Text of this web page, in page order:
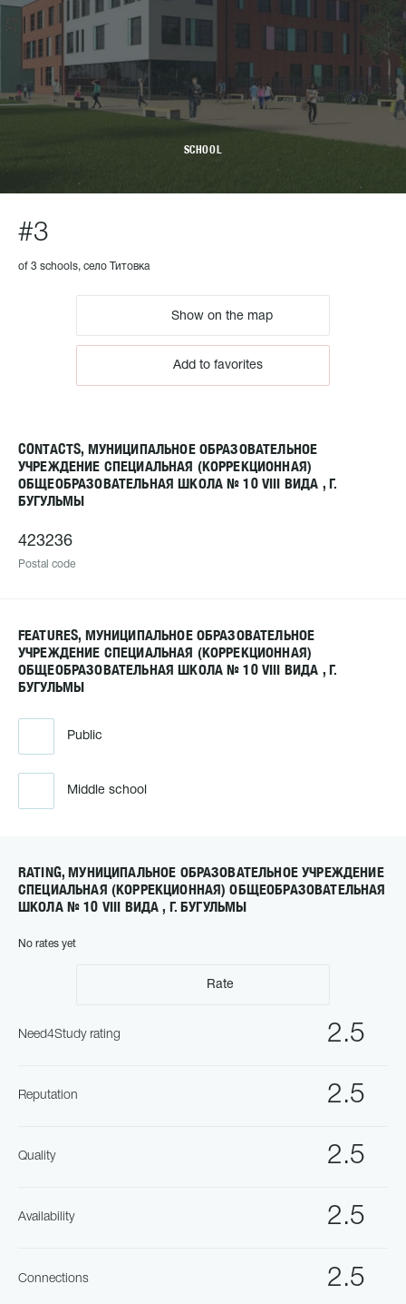
SCHOOL
#3
of 3 schools, село Титовка
Show on the map
Add to favorites
CONTACTS, МУНИЦИПАЛЬНОЕ ОБРАЗОВАТЕЛЬНОЕ
УЧРЕЖДЕНИЕ СПЕЦИАЛЬНАЯ (КОРРЕКЦИОННАЯ)
ОБЩЕОБРАЗОВАТЕЛЬНАЯ ШКОЛА № 10 VIII ВИДА , Г.
БУГУЛЬМЫ
423236
Postal code
FEATURES, МУНИЦИПАЛЬНОЕ ОБРАЗОВАТЕЛЬНОЕ
УЧРЕЖДЕНИЕ СПЕЦИАЛЬНАЯ (КОРРЕКЦИОННАЯ)
ОБЩЕОБРАЗОВАТЕЛЬНАЯ ШКОЛА № 10 VIII ВИДА , Г.
БУГУЛЬМЫ
Public
Middle school
RATING, МУНИЦИПАЛЬНОЕ ОБРАЗОВАТЕЛЬНОЕ УЧРЕЖДЕНИЕ
СПЕЦИАЛЬНАЯ (КОРРЕКЦИОННАЯ) ОБЩЕОБРАЗОВАТЕЛЬНАЯ
ШКОЛА № 10 VIII ВИДА , Г. БУГУЛЬМЫ
No rates yet
Rate
2.5
Need4Study rating
2.5
Reputation
2.5
Quality
2.5
Availability
2.5
Connections